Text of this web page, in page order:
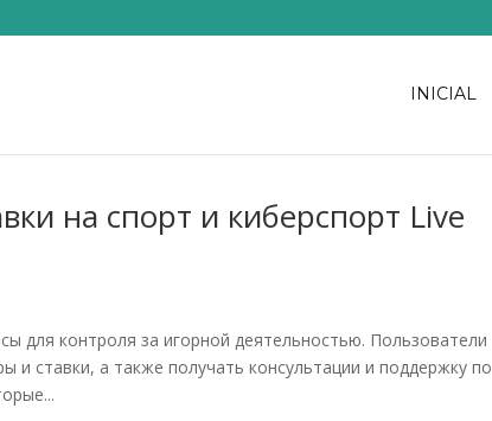
INICIAL
на спорт и киберспорт Live
для контроля за игорной деятельностью. Пользователи
и ставки, а также получать консультации и поддержку по